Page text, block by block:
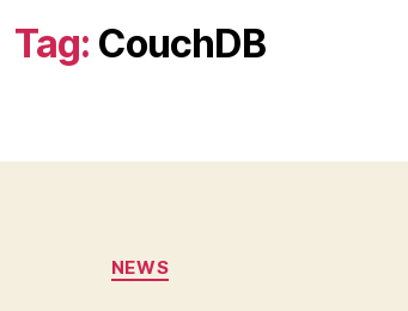
Tag: CouchDB
Categories
NEWS